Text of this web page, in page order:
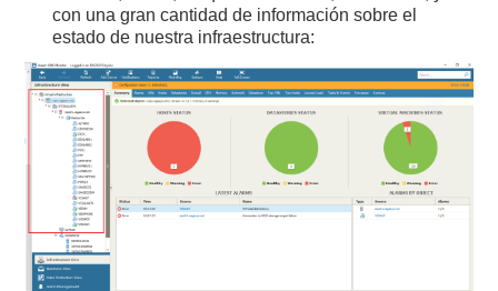
con una gran cantidad de información sobre el
estado de nuestra infraestructura: